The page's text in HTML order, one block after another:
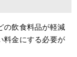
の飲食料品が軽減
料金にする必要が